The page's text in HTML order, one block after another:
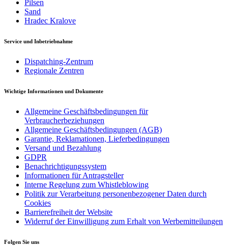
Pilsen
Sand
Hradec Kralove
Service und Inbetriebnahme
Dispatching-Zentrum
Regionale Zentren
Wichtige Informationen und Dokumente
Allgemeine Geschäftsbedingungen für
Verbraucherbeziehungen
Allgemeine Geschäftsbedingungen (AGB)
Garantie, Reklamationen, Lieferbedingungen
Versand und Bezahlung
GDPR
Benachrichtigungssystem
Informationen für Antragsteller
Interne Regelung zum Whistleblowing
Politik zur Verarbeitung personenbezogener Daten durch
Cookies
Barrierefreiheit der Website
Widerruf der Einwilligung zum Erhalt von Werbemitteilungen
Folgen Sie uns